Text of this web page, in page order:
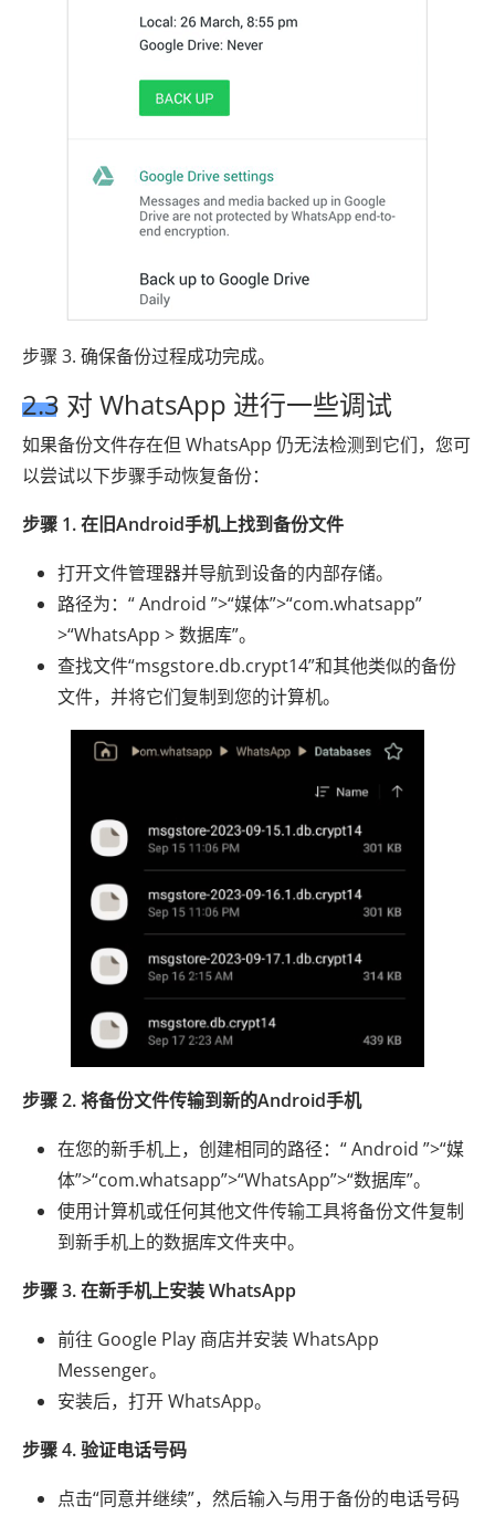
步骤 3. 确保备份过程成功完成。
2.3 对 WhatsApp 进行一些调试
如果备份文件存在但 WhatsApp 仍无法检测到它们，您可
以尝试以下步骤手动恢复备份：
步骤 1. 在旧Android手机上找到备份文件
打开文件管理器并导航到设备的内部存储。
路径为：“ Android ”>“媒体”>“com.whatsapp”
>“WhatsApp > 数据库”。
查找文件“msgstore.db.crypt14”和其他类似的备份
文件，并将它们复制到您的计算机。
步骤 2. 将备份文件传输到新的Android手机
在您的新手机上，创建相同的路径：“ Android ”>“媒
体”>“com.whatsapp”>“WhatsApp”>“数据库”。
使用计算机或任何其他文件传输工具将备份文件复制
到新手机上的数据库文件夹中。
步骤 3. 在新手机上安装 WhatsApp
前往 Google Play 商店并安装 WhatsApp
Messenger。
安装后，打开 WhatsApp。
步骤 4. 验证电话号码
点击“同意并继续”，然后输入与用于备份的电话号码